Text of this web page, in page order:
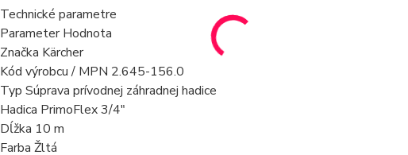
Technické parametre
Parameter Hodnota
Značka Kärcher
Kód výrobcu / MPN 2.645-156.0
Typ Súprava prívodnej záhradnej hadice
Hadica PrimoFlex 3/4″
Dĺžka 10 m
Farba Žltá